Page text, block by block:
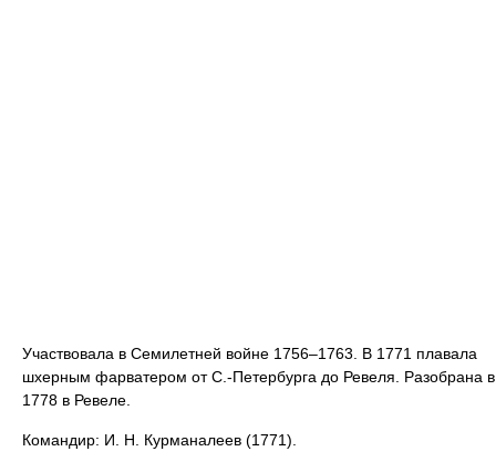
Участвовала в Семилетней войне 1756–1763. В 1771 плавала
шхерным фарватером от С.-Петербурга до Ревеля. Разобрана в
1778 в Ревеле.
Командир: И. Н. Курманалеев (1771).